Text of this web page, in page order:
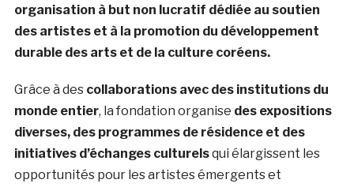
organisation à but non lucratif dédiée au soutien
des artistes et à la promotion du développement
durable des arts et de la culture coréens.
Grâce à des collaborations avec des institutions du
monde entier, la fondation organise des expositions
diverses, des programmes de résidence et des
initiatives d’échanges culturelsqui élargissent les
opportunités pour les artistes émergents et